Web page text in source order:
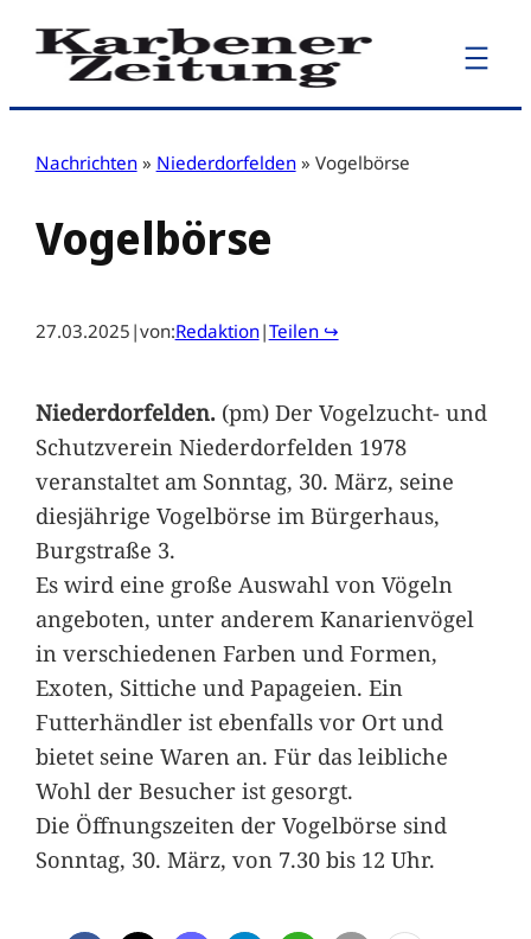
Zum
Inhalt
Nachrichten » Niederdorfelden » Vogelbörse
Vogelbörse
27.03.2025 |von:Redaktion|Teilen ↪
Niederdorfelden.(pm) Der Vogelzucht- und
Schutzverein Niederdorfelden 1978
veranstaltet am Sonntag, 30. März, seine
diesjährige Vogelbörse im Bürgerhaus,
Burgstraße 3.
Es wird eine große Auswahl von Vögeln
angeboten, unter anderem Kanarienvögel
in verschiedenen Farben und Formen,
Exoten, Sittiche und Papageien. Ein
Futterhändler ist ebenfalls vor Ort und
bietet seine Waren an. Für das leibliche
Wohl der Besucher ist gesorgt.
Die Öffnungszeiten der Vogelbörse sind
Sonntag, 30. März, von 7.30 bis 12 Uhr.